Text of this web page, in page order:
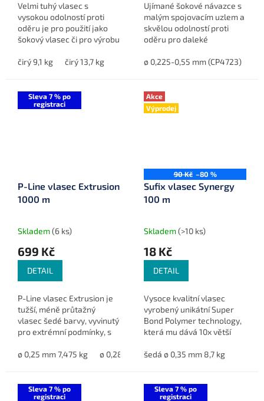
Velmi tuhý vlasec s
vysokou odolností proti
oděru je pro použití jako
šokový vlasec či pro výrobu
čirý 9,1 kg
čirý 13,7 kg
Ujímané šokové návazce s
malým spojovacím uzlem a
skvělou odolností proti
oděru pro daleké
ø 0,225-0,55 mm (CP4723)
Sleva 7 % po
registraci
P-Line vlasec Extrusion
1000 m
Skladem(6 ks)
699 Kč
DETAIL
P-Line vlasec Extrusion je
tužší, méně průtažný
vlasec šedé barvy, vyvinutý
pro extrémní podmínky, s
oděru. Ideální pro dlouhé
ø 0,25 mm 7,475 kg ø 0,28 mm 9,215 kg ø 0,30 mm 10,41 kg
Akce
Výprodej
90 Kč –80 %
Sufix vlasec Synergy
100 m
Skladem(>10 ks)
18 Kč
DETAIL
Vysoce kvalitní vlasec
vyrobený unikátní Super
Bond Polymer technology,
která mu dává 10x větší
má běžný monofil při
šedá ø 0,35 mm 8,7 kg
Sleva 7 % po
registraci
Sleva 7 % po
registraci